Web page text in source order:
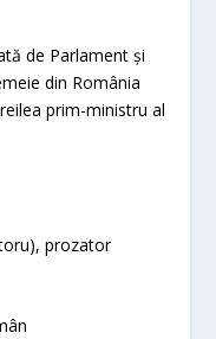
de Parlament și
din România
prim-ministru al
prozator